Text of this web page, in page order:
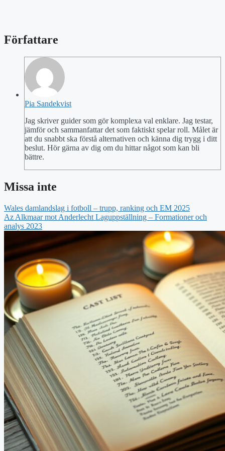
Författare
Pia Sandekvist
Jag skriver guider som gör komplexa val enklare. Jag testar,
jämför och sammanfattar det som faktiskt spelar roll. Målet är
att du snabbt ska förstå alternativen och känna dig trygg i ditt
beslut. Hör gärna av dig om du hittar något som kan bli
bättre.
Missa inte
Wales damlandslag i fotboll – trupp, ranking och EM 2025
Az Alkmaar mot Anderlecht Laguppställning – Formationer och
analys 2023